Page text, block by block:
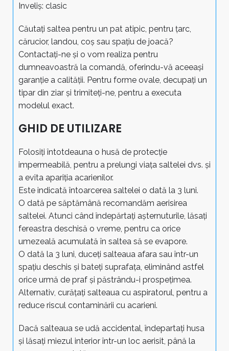
Inveliș: clasic
Căutați saltea pentru un pat atipic, pentru țarc,
cărucior, landou, coș sau spațiu de joacă?
Contactați-ne și o vom realiza pentru
dumneavoastră la comandă, oferindu-vă aceeași
garanție a calității. Pentru forme ovale, decupați un
tipar din ziar și trimiteți-ne, pentru a executa
modelul exact.
GHID DE UTILIZARE
Folosiți întotdeauna o husă de protecție
impermeabilă, pentru a prelungi viața saltelei dvs. și
a evita apariția acarienilor.
Este indicată întoarcerea saltelei o dată la 3 luni.
O dată pe săptămână recomandăm aerisirea
saltelei. Atunci când îndepărtați așternuturile, lăsați
fereastra deschisă o vreme, pentru ca orice
umezeală acumulată în saltea să se evapore.
O dată la 3 luni, duceți salteaua afara sau într-un
spațiu deschis și bateți suprafața, eliminând astfel
orice urmă de praf și păstrându-i prospețimea.
Alternativ, curățați salteaua cu aspiratorul, pentru a
reduce riscul contaminării cu acarieni.
Dacă salteaua se udă accidental, îndepartați husa
și lăsați miezul interior într-un loc aerisit, până la